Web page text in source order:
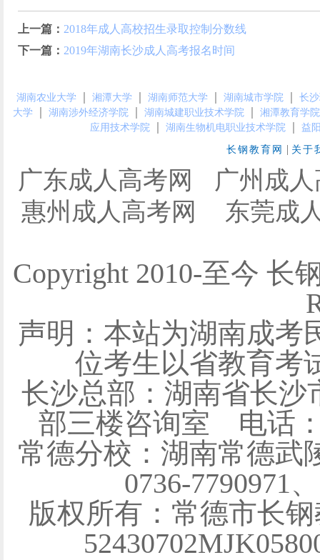
上一篇： 2018年成人高校招生录取控制分数线
下一篇： 2019年湖南长沙成人高考报名时间
湖南农业大学 湘潭大学 湖南师范大学 湖南城市学院
长
大学
湖南涉外经济学院 湖南城建职业技术学院
湘潭教育学院
应用技术学院
湖南生物机电职业技术学院 益
长钢教育网 | 关于
广东成人高考网
广州成
惠州成人高考网
东莞成
Copyright 2010-至今 长
声明：本站为湖南成考
位考生以省教育考
长沙总部：湖南省长沙
部三楼咨询室 电话：
常德分校：湖南常德
0736-7790971
版权所有：常德市长